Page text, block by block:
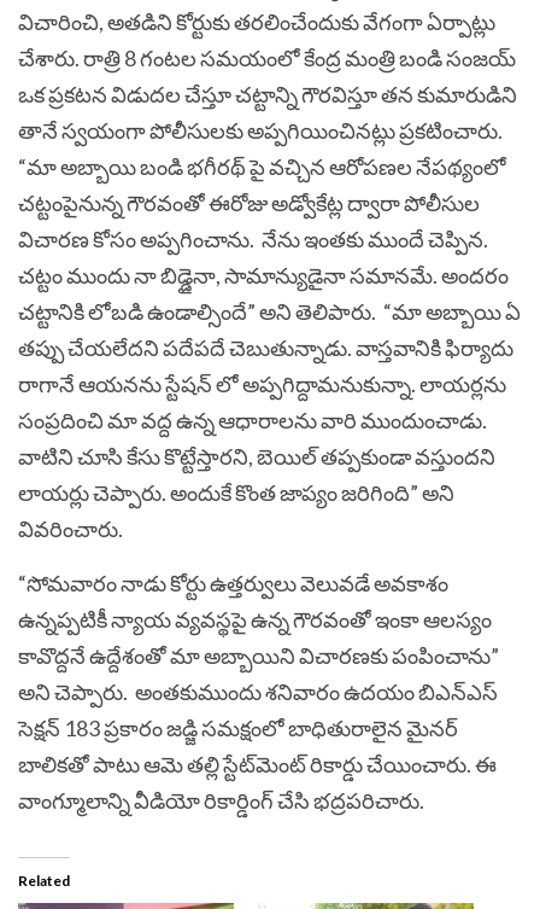
విచారించి, అతడిని కోర్టుకు తరలించేందుకు వేగంగా ఏర్పాట్లు
చేశారు.రాత్రి 8 గంటల సమయంలో కేంద్ర మంత్రి బండి సంజయ్‌
ఒక ప్రకటన విడుదల చేస్తూ చట్టాన్ని గౌరవిస్తూ తన కుమారుడిని
తానే స్వయంగా పోలీసులకు అప్పగియించినట్లు ప్రకటించారు.
“మా అబ్బాయి బండి భగీరథ్ పై వచ్చిన ఆరోపణల నేపథ్యంలో
చట్టంపైనున్న గౌరవంతో ఈరోజు అడ్వోకేట్ల ద్వారా పోలీసుల
విచారణ కోసం అప్పగించాను. నేను ఇంతకు ముందే చెప్పిన.
చట్టం ముందు నా బిడ్డైనా, సామాన్యుడైనా సమానమే. అందరం
చట్టానికి లోబడి ఉండాల్సిందే” అని తెలిపారు. “మా అబ్బాయి ఏ
తప్పు చేయలేదని పదేపదే చెబుతున్నాడు. వాస్తవానికి ఫిర్యాదు
రాగానే ఆయనను స్టేషన్ లో అప్పగిద్దామనుకున్నా. లాయర్లను
సంప్రదించి మా వద్ద ఉన్న ఆధారాలను వారి ముందుంచాడు.
వాటిని చూసి కేసు కొట్టేస్తారని, బెయిల్ తప్పకుండా వస్తుందని
లాయర్లు చెప్పారు. అందుకే కొంత జాప్యం జరిగింది” అని
వివరించారు.
“సోమవారం నాడు కోర్టు ఉత్తర్వులు వెలువడే అవకాశం
ఉన్నప్పటికీ న్యాయ వ్యవస్థపై ఉన్న గౌరవంతో ఇంకా ఆలస్యం
కావొద్దనే ఉద్దేశంతో మా అబ్బాయిని విచారణకు పంపించాను”
అని చెప్పారు. అంతకుముందు శనివారం ఉదయం బిఎన్ఎస్
సెక్షన్ 183 ప్రకారం జడ్జి సమక్షంలో బాధితురాలైన మైనర్
బాలికతో పాటు ఆమె తల్లి స్టేట్‌మెంట్ రికార్డు చేయించారు. ఈ
వాంగ్మూలాన్ని వీడియో రికార్డింగ్‌ చేసి భద్రపరిచారు.
Related